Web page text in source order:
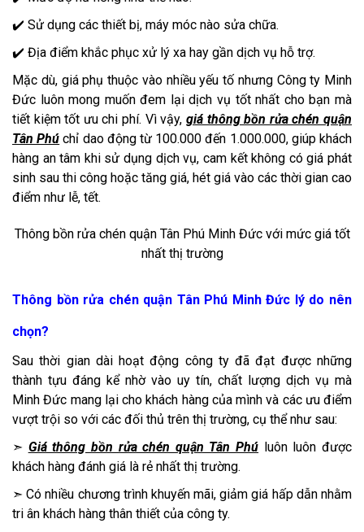
✔️ Sử dụng các thiết bị, máy móc nào sửa chữa.
✔️ Địa điểm khắc phục xử lý xa hay gần dịch vụ hỗ trợ.
Mặc dù, giá phụ thuộc vào nhiều yếu tố nhưng Công ty Minh
Đức luôn mong muốn đem lại dịch vụ tốt nhất cho bạn mà
tiết kiệm tốt ưu chi phí. Vì vậy, giá thông bồn rửa chén quận
Tân Phú chỉ dao động từ 100.000 đến 1.000.000, giúp khách
hàng an tâm khi sử dụng dịch vụ, cam kết không có giá phát
sinh sau thi công hoặc tăng giá, hét giá vào các thời gian cao
điểm như lễ, tết.
Thông bồn rửa chén quận Tân Phú Minh Đức với mức giá tốt
nhất thị trường
Thông bồn rửa chén quận Tân Phú Minh Đức lý do nên
chọn?
Sau thời gian dài hoạt động công ty đã đạt được những
thành tựu đáng kể nhờ vào uy tín, chất lượng dịch vụ mà
Minh Đức mang lại cho khách hàng của mình và các ưu điểm
vượt trội so với các đối thủ trên thị trường, cụ thể như sau:
➣ Giá thông bồn rửa chén quận Tân Phú luôn luôn được
khách hàng đánh giá là rẻ nhất thị trường.
➣ Có nhiều chương trình khuyến mãi, giảm giá hấp dẫn nhằm
tri ân khách hàng thân thiết của công ty.